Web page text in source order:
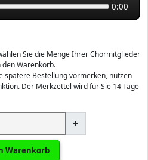
0:00
Sie die Menge Ihrer Chormitglieder
den Warenkorb.
spätere Bestellung vormerken, nutzen
Der Merkzettel wird für Sie 14 Tage
+
Warenkorb